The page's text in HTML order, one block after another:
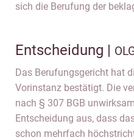
sich die Berufung der
Entscheidung |
Das Berufungsgericht hat
Vorinstanz bestätigt. Die
nach § 307 BGB
Entscheidung aus, dass
schon mehrfach